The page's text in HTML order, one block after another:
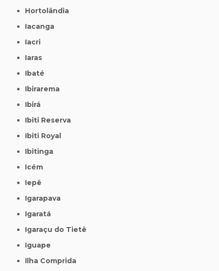
Hortolândia
Iacanga
Iacri
Iaras
Ibaté
Ibirarema
Ibirá
Ibiti Reserva
Ibiti Royal
Ibitinga
Icém
Iepê
Igarapava
Igaratá
Igaraçu do Tietê
Iguape
Ilha Comprida